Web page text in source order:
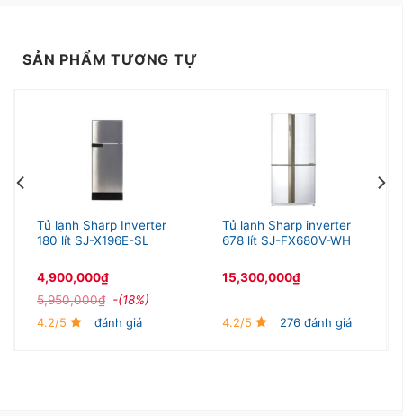
SẢN PHẨM TƯƠNG TỰ
Tủ lạnh Sharp Inverter
180 lít SJ-X196E-SL
4,900,000₫
5,950,000₫ -(18%)
4.2/5
đánh giá
Tủ lạnh Sharp inverter
678 lít SJ-FX680V-WH
15,300,000₫
4.2/5 276 đánh giá